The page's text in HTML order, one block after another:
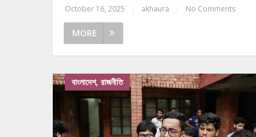
October 16, 2025 akhaura No Comments
MORE
বাংলাদেশ, রাজনীতি